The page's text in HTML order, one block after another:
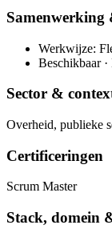
Werkwijze:
Beschikbaar
Sector &
Overheid, publieke
Certificeringen
Scrum Master
Stack, domein